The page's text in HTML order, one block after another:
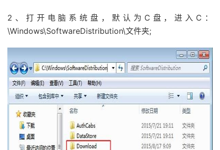
2、打开电脑系统盘，默认为C盘，进入C：
\Windows\SoftwareDistribution\文件夹;